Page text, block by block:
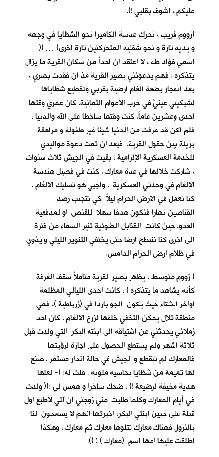
عليكم ، اشوف بقلبي !).
(زووم قريب ، نحرك عدسة الكاميرا نحو الشظايا في وجهه
و يديه تارة و نحو شفتيه المتحركتين تارة اخرى) … ((
اسمي فؤاد طه ، لا اعتقد ان احداً من سكان القرية ما يزال
يتذكره . فهم يدعونني بصير القرية مذ ان فقدت بصري ،
بعد انفجار بضعة الغام ارضية بقربي وتقطيع شظاياها
لشبكيتي عينيَّ في حرب الأعوام الثمانية. كان عمري وقتها
احدى وعشرين عاماً. كنت وقتها ساخطا على الله والدنيا ،
فلم اكن قد عرفت من الدنيا شيئا غير طفولة و مراهقة
بريئة بين حقول القرية. فبعد ان تمت دعوة مواليدي
للخدمة العسكرية الإلزامية ، بقيت في الجيش ثلاث سنوات
، شاركت خلالها في عدة معارك . كنت في فصيل هندسة
الالغام في وحدتي العسكرية ، واجبي هو تسليك الالغام .
كنا نعمل في الارض الحرام ليلاً كي نتجنب رصد
القناصين نهارا فنكون هدفا سهلا للقنص او لمدفعية
العدو. حين كانت القنابل الضوئية تنير السماء من فترة
الى اخرى كنا ننبطح ارضا حتى يختفي التنوير الليلي و يذوي
في ظلام ارض الحرام الدامس.
( زووم متوسط ، يظهر بصير القرية متأملاً سقف الغرفة
كأنه يشاهد ما يتذكره ) ، كانت احدى الليالي المظلمة
اواخر الشتاء حيث يكون الجو باردا في (زرباطية )، فهي
منطقة تلال يمكن التخفي خلفها لزرع الالغام . كان احد
زملائي يحدثني عن اشتياقه الى ابنته البكر التي ولدت قبل
ثلاثة اشهر ولم يستطع الحصول على اجازة لرؤيتها
فالمعارك لم تنقطع و الجيش في حالة انذار مستمر . صنع
لها تميمة من شظايا نحاسية ملونة ، قلت له: (- لعلها
هدية مخيفة لرضيعة !) ، ضحك ساخرا و همس لي :(( ولدت
في أيام المعارك وكلما طلبت مني زوجتي ان آتي لأطبع اول
قبلة على جبين ابنتي البكر، اخبرتها انهم لا يسمحون لنا
بالنزول فهناك معارك تتلوها معارك ثم معارك ، وهكذا
اطلقت عليها أمها اسم (معارك ) ! )).